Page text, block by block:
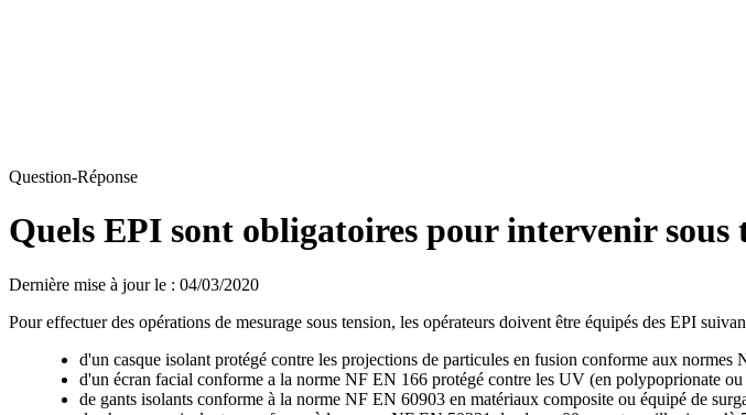
Question-Réponse
Quels EPI sont obligatoires pour intervenir sous
Dernière mise à jour le : 04/03/2020
Pour effectuer des opérations de mesurage sous tension, les opérateurs doivent être équipés des EPI
d'un casque isolant protégé contre les projections de particules en fusion conforme aux
d'un écran facial conforme a la norme NF EN 166 protégé contre les UV (en polypoprionate
de gants isolants conforme à la norme NF EN 60903 en matériaux composite ou équipé de